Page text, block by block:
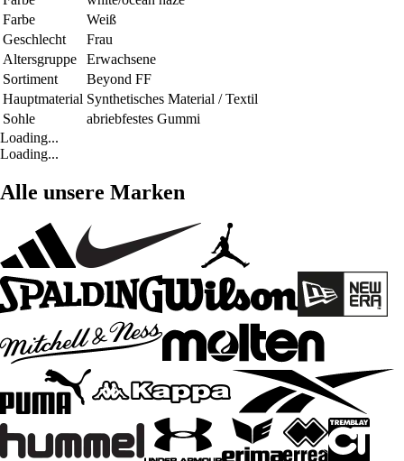
Farbe
Weiß
Geschlecht
Frau
Altersgruppe
Erwachsene
Sortiment
Beyond FF
Hauptmaterial Synthetisches Material / Textil
Sohle
abriebfestes Gummi
Loading...
Loading...
Alle unsere Marken